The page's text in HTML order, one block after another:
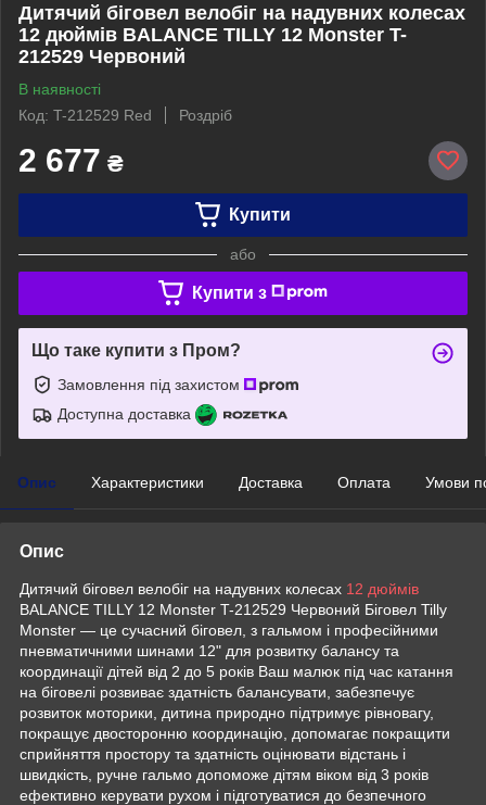
Дитячий біговел велобіг на надувних колесах
12 дюймів BALANCE TILLY 12 Monster T-
212529 Червоний
В наявності
Код: T-212529 Red
Роздріб
2 677 ₴
Купити
або
Купити з
Що таке купити з Пром?
Замовлення під захистом
Доступна доставка
Опис Характеристики Доставка Оплата Умови
Опис
Дитячий біговел велобіг на надувних колесах 12 дюймів
BALANCE TILLY 12 Monster T-212529 Червоний Біговел Tilly
Monster — це сучасний біговел, з гальмом і професійними
пневматичними шинами 12" для розвитку балансу та
координації дітей від 2 до 5 років Ваш малюк під час катання
на біговелі розвиває здатність балансувати, забезпечує
розвиток моторики, дитина природно підтримує рівновагу,
покращує двосторонню координацію, допомагає покращити
сприйняття простору та здатність оцінювати відстань і
швидкість, ручне гальмо допоможе дітям віком від 3 років
ефективно керувати рухом і підготуватися до безпечного